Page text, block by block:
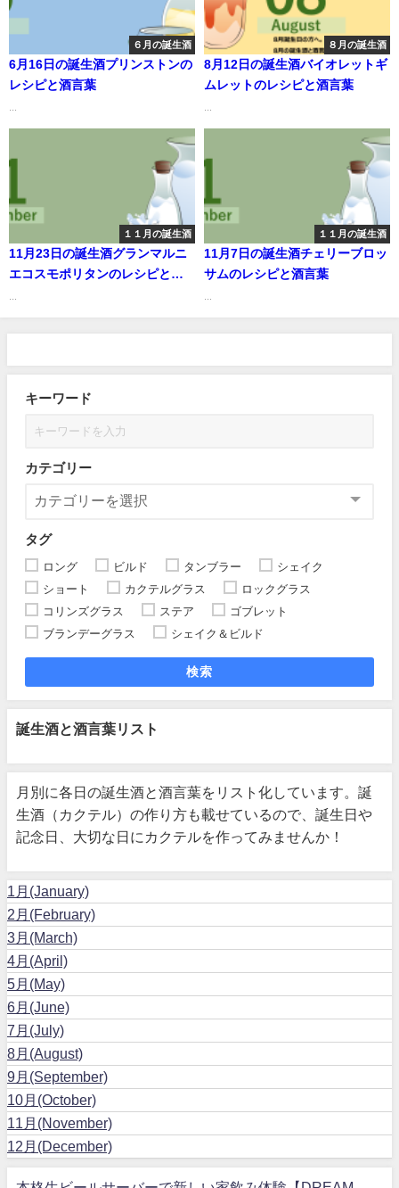
６月の誕生酒
6月16日の誕生酒プリンストンの
レシピと酒言葉
８月の誕生酒
8月12日の誕生酒バイオレットギ
ムレットのレシピと酒言葉
１１月の誕生酒
11月23日の誕生酒グランマルニ
エコスモポリタンのレシピと酒
１１月の誕生酒
11月7日の誕生酒チェリーブロッ
サムのレシピと酒言葉
キーワード
カテゴリー
タグ
ロング ビルド タンブラー
シェイク
ショート
カクテルグラス
ロックグラス
コリンズグラス
ステア
ゴブレット
ブランデーグラス
シェイク＆ビルド
検索
誕生酒と酒言葉リスト
月別に各日の誕生酒と酒言葉をリスト化しています。誕
生酒（カクテル）の作り方も載せているので、誕生日や
記念日、大切な日にカクテルを作ってみませんか！
1月(January)
2月(February)
3月(March)
4月(April)
5月(May)
6月(June)
7月(July)
8月(August)
9月(September)
10月(October)
11月(November)
12月(December)